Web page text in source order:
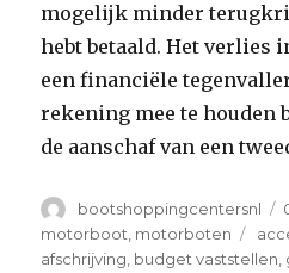
mogelijk minder
hebt betaald. Het verlies
een financiële
rekening mee te houden
de aanschaf van een
Author
bootshoppingcentersnl
motorboot motorboten
afschrijving budget vaststellen